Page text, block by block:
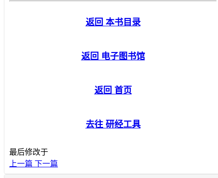
返回 本书目录
返回 电子图书馆
返回 首页
去往 研经工具
最后修改于
上一篇 下一篇